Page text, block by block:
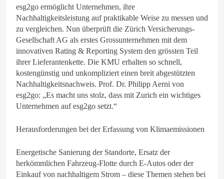
esg2go ermöglicht Unternehmen, ihre
Nachhaltigkeitsleistung auf praktikable Weise zu messen und
zu vergleichen. Nun überprüft die Zürich Versicherungs-
Gesellschaft AG als erstes Grossunternehmen mit dem
innovativen Rating & Reporting System den grössten Teil
ihrer Lieferantenkette. Die KMU erhalten so schnell,
kostengünstig und unkompliziert einen breit abgestützten
Nachhaltigkeitsnachweis. Prof. Dr. Philipp Aerni von
esg2go: „Es macht uns stolz, dass mit Zurich ein wichtiges
Unternehmen auf esg2go setzt.“
Herausforderungen bei der Erfassung von Klimaemissionen
Energetische Sanierung der Standorte, Ersatz der
herkömmlichen Fahrzeug-Flotte durch E-Autos oder der
Einkauf von nachhaltigem Strom – diese Themen stehen bei